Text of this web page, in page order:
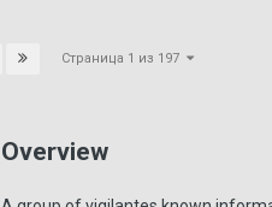
Страница 1 из 197
Overview